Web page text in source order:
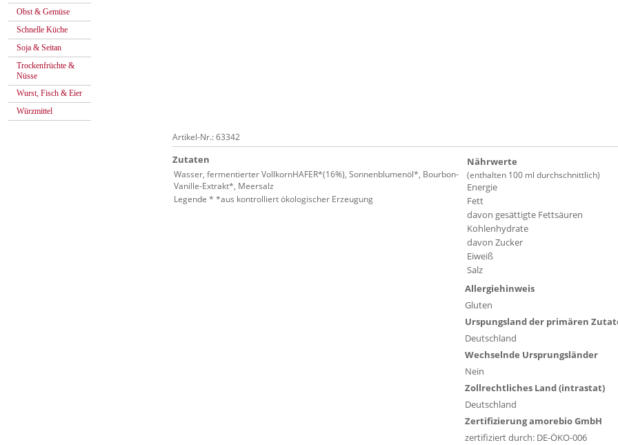
Obst & Gemüse
Schnelle Küche
Soja & Seitan
Trockenfrüchte &
Nüsse
Wurst, Fisch & Eier
Würzmittel
Artikel-Nr.: 63342
Zutaten
Wasser, fermentierter VollkornHAFER*(16%), Sonnenblumenöl*, Bourbon-
Vanille-Extrakt*, Meersalz
Legende * *aus kontrolliert ökologischer Erzeugung
Nährwerte
(enthalten 100 ml durchschnittlich)
Energie
Fett
davon gesättigte Fettsäuren
Kohlenhydrate
davon Zucker
Eiweiß
Salz
Allergiehinweis
Gluten
Urspungsland der primären
Deutschland
Wechselnde Ursprungsländer
Nein
Zollrechtliches Land (intrastat)
Deutschland
Zertifizierung amorebio GmbH
zertifiziert durch: DE-ÖKO-006